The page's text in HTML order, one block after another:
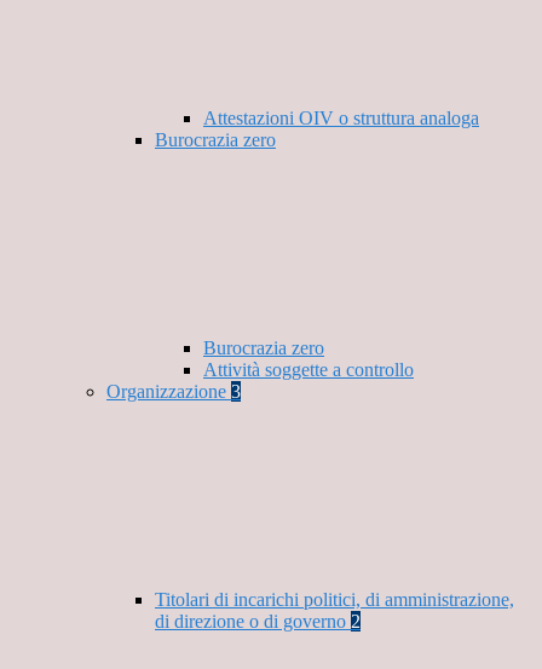
Attestazioni OIV o struttura analoga
Burocrazia zero
Burocrazia zero
Attività soggette a controllo
Organizzazione 3
Titolari di incarichi politici, di amministrazione,
di direzione o di governo 2